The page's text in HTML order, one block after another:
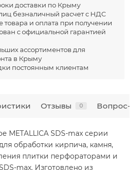
доставки по Крыму
безналичный расчет с НДС
товара и оплата при получении
с официальной гарантией
ассортиментов для
в Крыму
постоянным клиентам
Отзывы 0 Вопрос-
METALLICA SDS-max серии
обработки кирпича, камня,
плитки перфораторами и
max. Изготовлено из